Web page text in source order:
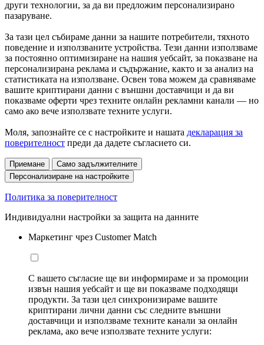
други технологии, за да ви предложим персонализирано
пазаруване.
За тази цел събираме данни за нашите потребители, тяхното
поведение и използваните устройства. Тези данни използваме
за постоянно оптимизиране на нашия уебсайт, за показване на
персонализирана реклама и съдържание, както и за анализ на
статистиката на използване. Освен това можем да сравняваме
вашите криптирани данни с външни доставчици и да ви
показваме оферти чрез техните онлайн рекламни канали — но
само ако вече използвате техните услуги.
Моля, запознайте се с настройките и нашата декларация за
поверителност преди да дадете съгласието си.
Приемане
Само задължителните
Персонализиране на настройките
Политика за поверителност
Индивидуални настройки за защита на данните
Маркетинг чрез Customer Match
С вашето съгласие ще ви информираме и за промоции
извън нашия уебсайт и ще ви показваме подходящи
продукти. За тази цел синхронизираме вашите
криптирани лични данни със следните външни
доставчици и използваме техните канали за онлайн
реклама, ако вече използвате техните услуги: